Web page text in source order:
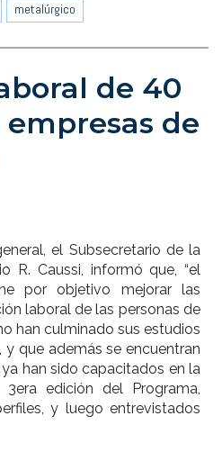
metalúrgico
de 40
de
el Subsecretario de la
R. Caussi, informó que, “el
por objetivo mejorar las
laboral de las personas de
han culminado sus estudios
y que además se encuentran
han sido capacitados en la
edición del Programa,
y luego entrevistados